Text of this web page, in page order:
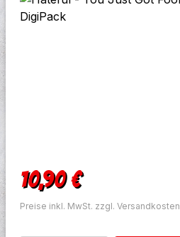
Regulärer Preis:
10,90 €
Preise inkl. MwSt. zzgl. Versandkosten